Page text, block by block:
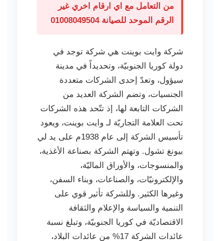
من التعامل مع اي ارقام اخري غير
الرقم الموحد للصيانة 01008049504
شركة وايت بوينت هي شركة توجد في
دولة كوريا الجنوبيّة، وتحديداً في مدينة
سيؤول، وتعدّ إحدى الشركات متعددة
الجنسيات، وتضم الشركة العديد من
الشركات التابعة لها، إذ تتّحد هذه الشركات
تحت العلامة التجاريّة لـ وايت بوينت، ويعود
تأسيس الشركة إلى عام 1938م على يد لي
بيونغ تشول. وتهتم الشركة بصناعة الأغذية،
والمنسوجات، والأوراق الماليّة،
والإلكترونيّات، والصناعات، وبناء السفن،
وغيرها الكثير. وللشركة تأثير قوي على
التنمية والسياسة والإعلام والثقافة
الاقتصاديّة في كوريا الجنوبيّة، وتبلغ نسبة
عائدات الشركة 17% من عائدات البلاد،